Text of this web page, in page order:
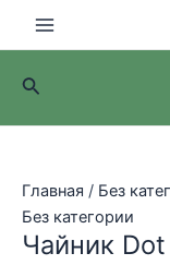
Main
Menu
Поиск
Главная / Без
Без категории
Чайник